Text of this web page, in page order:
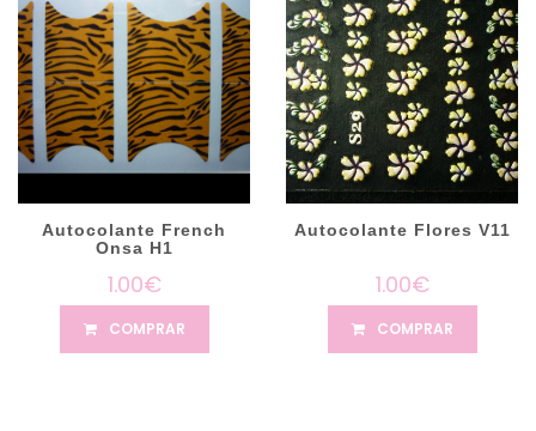
Autocolante French
Onsa H1
1.00€
COMPRAR
Autocolante Flores V11
1.00€
COMPRAR